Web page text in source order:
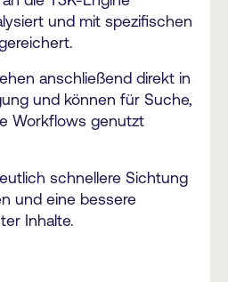
und mit spezifischen
anschließend direkt in
und können für Suche,
Workflows genutzt
schnellere Sichtung
und eine bessere
Inhalte.